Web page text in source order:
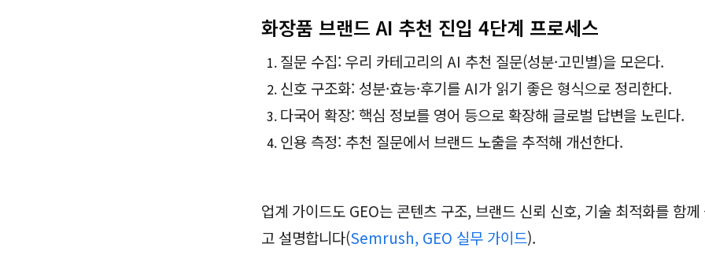
화장품 브랜드 AI 추천 진입 4단계 프로세스
질문 수집: 우리 카테고리의 AI 추천 질문(성분·고민별)을 모은다.
신호 구조화: 성분·효능·후기를 AI가 읽기 좋은 형식으로 정리한다.
다국어 확장: 핵심 정보를 영어 등으로 확장해 글로벌 답변을 노린다.
인용 측정: 추천 질문에서 브랜드 노출을 추적해 개선한다.
업계 가이드도 GEO는 콘텐츠 구조, 브랜드 신뢰 신호, 기술 최적화를 함
고 설명합니다(Semrush, GEO 실무 가이드).